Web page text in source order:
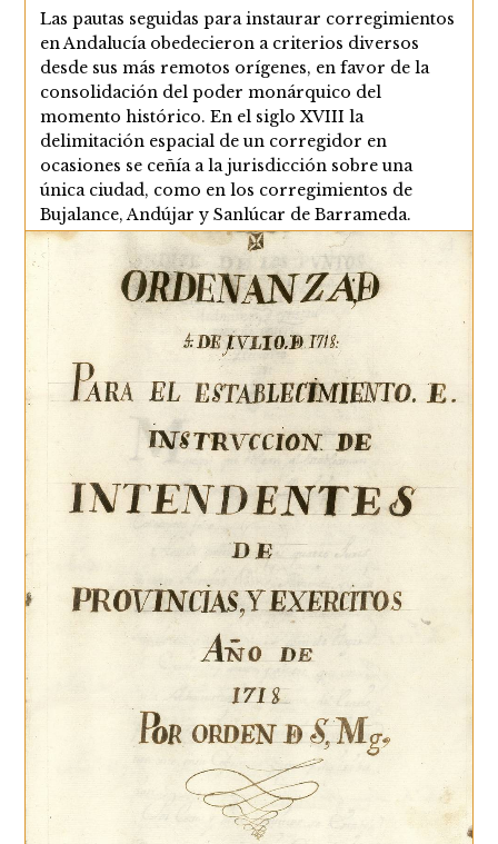
la
entrada:
Las pautas seguidas para instaurar corregimientos
en Andalucía obedecieron a criterios diversos
desde sus más remotos orígenes, en favor de la
consolidación del poder monárquico del
momento histórico. En el siglo XVIII la
delimitación espacial de un corregidor en
ocasiones se ceñía a la jurisdicción sobre una
única ciudad, como en los corregimientos de
Bujalance, Andújar y Sanlúcar de Barrameda.
Otras veces un corregimiento reunía bajo su tutela
a varias ciudades y pueblos limítrofes, tanto por…
Continuar Leyendo Los
Corregimientos
Andaluces
El
Siglo
XVIII